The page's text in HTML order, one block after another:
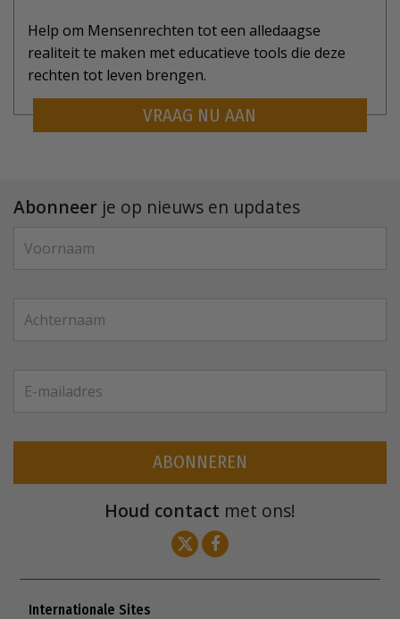
Help om Mensenrechten tot een alledaagse
realiteit te maken met educatieve tools die deze
rechten tot leven brengen.
VRAAG NU AAN
Abonneer je op nieuws en updates
ABONNEREN
Houd contact met ons!
Internationale Sites